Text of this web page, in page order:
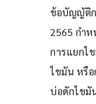
ข้อบัญญัติก
2565 กำ
การแยกไ
ไขมัน หรื
บ่อดักไขมั